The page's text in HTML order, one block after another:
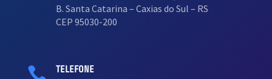
B. Santa Catarina – Caxias do Sul – RS
CEP 95030-200
 TELEFONE